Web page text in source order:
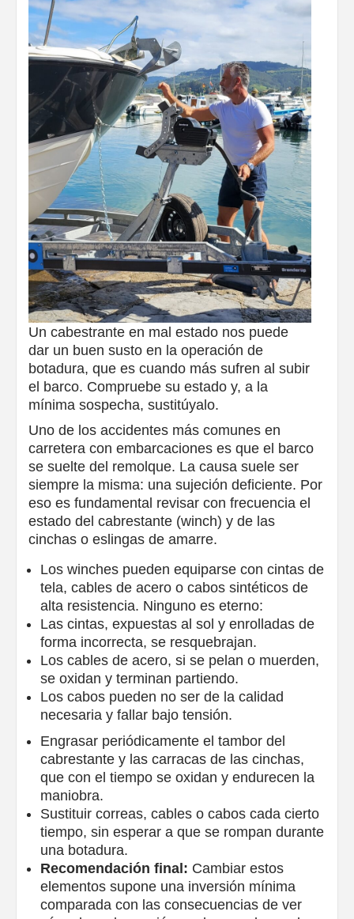
Un cabestrante en mal estado nos puede
dar un buen susto en la operación de
botadura, que es cuando más sufren al subir
el barco. Compruebe su estado y, a la
mínima sospecha, sustitúyalo.
Uno de los accidentes más comunes en
carretera con embarcaciones es que el barco
se suelte del remolque. La causa suele ser
siempre la misma: una sujeción deficiente. Por
eso es fundamental revisar con frecuencia el
estado del cabrestante (winch) y de las
cinchas o eslingas de amarre.
Los winches pueden equiparse con cintas de
tela, cables de acero o cabos sintéticos de
alta resistencia. Ninguno es eterno:
Las cintas, expuestas al sol y enrolladas de
forma incorrecta, se resquebrajan.
Los cables de acero, si se pelan o muerden,
se oxidan y terminan partiendo.
Los cabos pueden no ser de la calidad
necesaria y fallar bajo tensión.
Engrasar periódicamente el tambor del
cabrestante y las carracas de las cinchas,
que con el tiempo se oxidan y endurecen la
maniobra.
Sustituir correas, cables o cabos cada cierto
tiempo, sin esperar a que se rompan durante
una botadura.
Recomendación final: Cambiar estos
elementos supone una inversión mínima
comparada con las consecuencias de ver